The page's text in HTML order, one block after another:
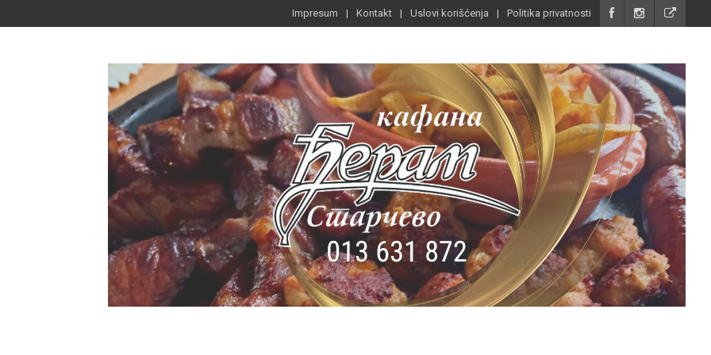
Impresum Kontakt Uslovi korišćenja Politika privatnosti